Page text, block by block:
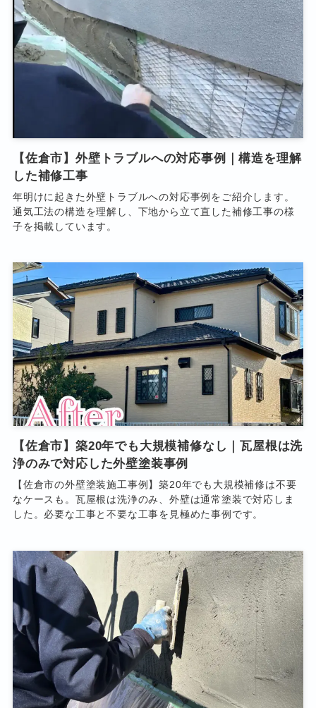
【佐倉市】外壁トラブルへの対応事例｜構造を理解
した補修工事
年明けに起きた外壁トラブルへの対応事例をご紹介します。
通気工法の構造を理解し、下地から立て直した補修工事の様
子を掲載しています。
【佐倉市】築20年でも大規模補修なし｜瓦屋根は洗
浄のみで対応した外壁塗装事例
【佐倉市の外壁塗装施工事例】築20年でも大規模補修は不要
なケースも。瓦屋根は洗浄のみ、外壁は通常塗装で対応しま
した。必要な工事と不要な工事を見極めた事例です。